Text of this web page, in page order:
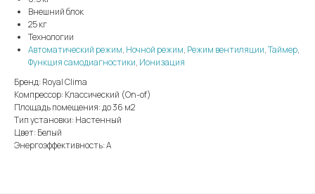
Внешний блок
25 кг
Технологии
Автоматический режим, Ночной режим, Режим вентиляции,Таймер,
Функция самодиагностики, Ионизация
Бренд: Royal Clima
Компрессор: Классический (On-of)
Площадь помещения: до 36 м2
Тип установки: Настенный
Цвет: Белый
Энергоэффективность: А